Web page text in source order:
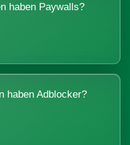
haben Paywalls?
haben Adblocker?